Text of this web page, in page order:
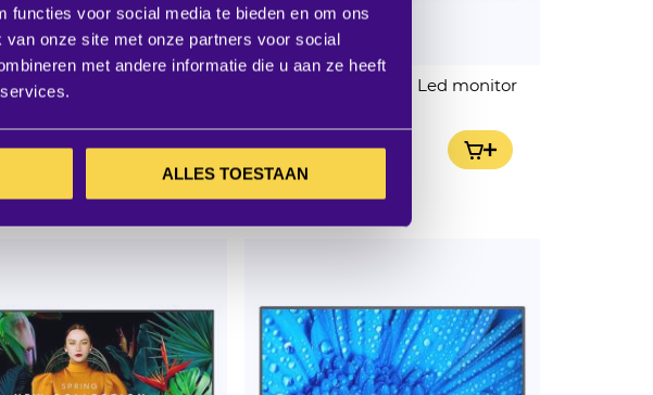
functies voor social media te bieden en om ons
onze site met onze partners voor social
met andere informatie die u aan ze heeft
ALLES TOESTAAN
QE75T 75" Led monitor
IN WINKELWAGEN
Samsung QH65C 65" Led monitor
Excl. BTW:
€ 2.006,00
IN WINKELWAGEN